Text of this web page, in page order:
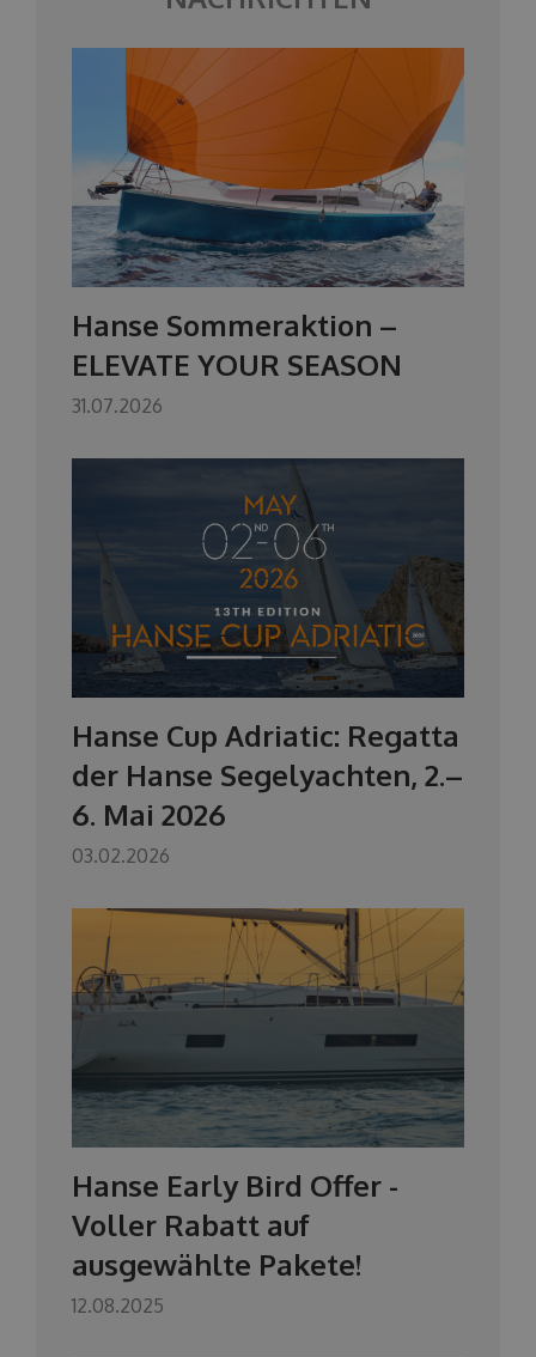
Hanse Sommeraktion –
ELEVATE YOUR SEASON
31.07.2026
Hanse Cup Adriatic: Regatta
der Hanse Segelyachten, 2.–
6. Mai 2026
03.02.2026
Hanse Early Bird Offer -
Voller Rabatt auf
ausgewählte Pakete!
12.08.2025